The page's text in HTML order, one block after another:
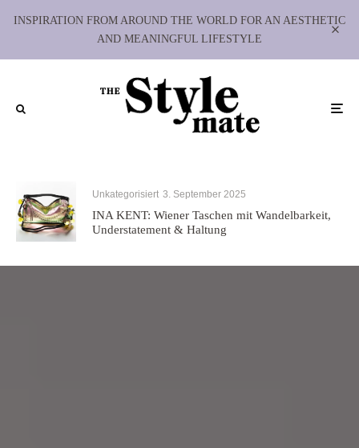
INSPIRATION FROM AROUND THE WORLD FOR AN AESTHETIC
AND MEANINGFUL LIFESTYLE
Unkategorisiert 3. September 2025
INA KENT: Wiener Taschen mit Wandelbarkeit,
Understatement & Haltung